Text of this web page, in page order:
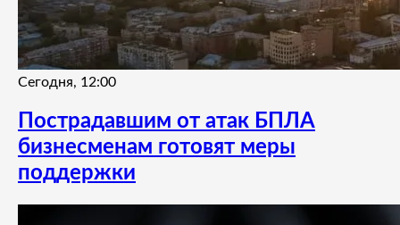
Сегодня, 12:00
Пострадавшим от атак БПЛА
бизнесменам готовят меры
поддержки